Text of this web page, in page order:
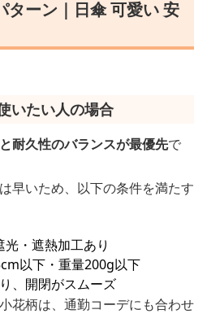
ターン｜日傘 可愛い 安
いたい人の場合
耐久性のバランスが最優先で
早いため、以下の条件を満たす
・遮熱加工あり
以下・重量200g以下
、開閉がスムーズ
花柄は、通勤コーデにも合わせ